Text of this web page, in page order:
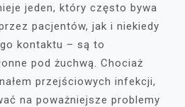
jeden, który często bywa
pacjentów, jak i niekiedy
kontaktu – są to
pod żuchwą. Chociaż
przejściowych infekcji,
na poważniejsze problemy